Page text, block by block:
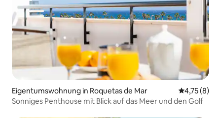
Eigentumswohnung in Roquetas de Mar
4,75 (8)
Sonniges Penthouse mit Blick auf das Meer und den Golf